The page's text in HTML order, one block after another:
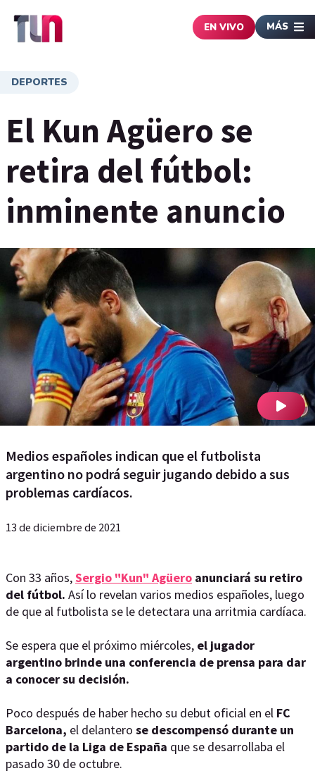
EN VIVO MÁS
DEPORTES
El Kun Agüero se
retira del fútbol:
inminente anuncio
Medios españoles indican que el futbolista
argentino no podrá seguir jugando debido a sus
problemas cardíacos.
13 de diciembre de 2021
Con 33 años,Sergio "Kun" Agüero anunciará su retiro
del fútbol. Así lo revelan varios medios españoles, luego
de que al futbolista se le detectara una arritmia cardíaca.
Se espera que el próximo miércoles, el jugador
argentino brinde una conferencia de prensa para dar
a conocer su decisión.
Poco después de haber hecho su debut oficial en el FC
Barcelona, el delantero se descompensó durante un
partido de la Liga de España que se desarrollaba el
pasado 30 de octubre.